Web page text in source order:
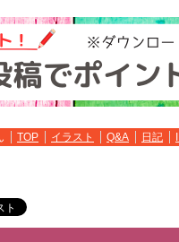
TOP イラスト Q&A 日記